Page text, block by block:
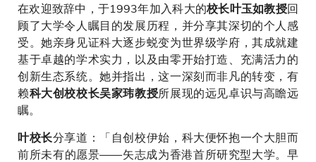
在欢迎致辞中，于1993年加入科大的校长叶玉如教授回
顾了大学令人瞩目的发展历程，并分享其深切的个人感
受。她亲身见证科大逐步蜕变为世界级学府，其成就建
基于卓越的学术实力，以及由零开始打造、充满活力的
创新生态系统。她并指出，这一深刻而非凡的转变，有
赖科大创校校长吴家玮教授所展现的远见卓识与高瞻远
瞩。
叶校长分享道：「自创校伊始，科大便怀抱一个大胆而
前所未有的愿景——矢志成为香港首所研究型大学。早